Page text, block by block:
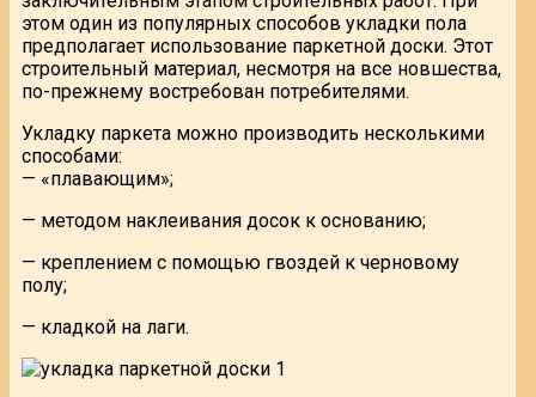
этом один из популярных способов укладки пола
предполагает использование паркетной доски. Этот
строительный материал, несмотря на все новшества,
по-прежнему востребован потребителями.
Укладку паркета можно производить несколькими
способами:
— «плавающим»;
— методом наклеивания досок к основанию;
— креплением с помощью гвоздей к черновому
полу;
— кладкой на лаги.